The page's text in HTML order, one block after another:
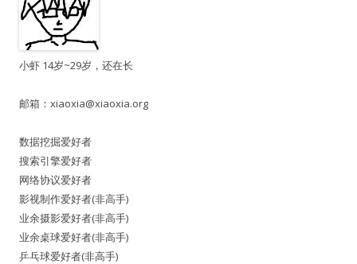
小虾 14岁~29岁，还在长
邮箱： xiaoxia@xiaoxia.org
数据挖掘爱好者
搜索引擎爱好者
网络协议爱好者
影视制作爱好者(非高手)
业余摄影爱好者(非高手)
业余桌球爱好者(非高手)
乒乓球爱好者(非高手)